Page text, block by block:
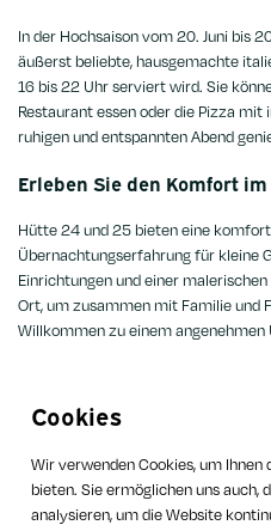
Cookies
Wir verwenden Cookies, um
bieten. Sie ermöglichen uns auch,
analysieren, um die Website
In der Hochsaison vom 20. Juni bis
äußerst beliebte, hausgemachte
16 bis 22 Uhr serviert wird. Sie
Restaurant essen oder die Pizza mit
ruhigen und entspannten Abend
Erleben Sie den Komfort
Hütte 24 und 25 bieten eine
Übernachtungserfahrung für kleine
Einrichtungen und einer
Ort, um zusammen mit Familie und
Willkommen zu einem angenehmen